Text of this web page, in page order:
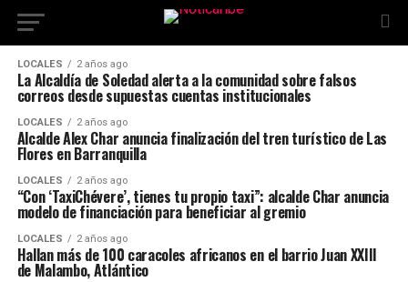
LOCALES 2 años ago
La Alcaldía de Soledad alerta a la comunidad sobre falsos
correos desde supuestas cuentas institucionales
LOCALES 2 años ago
Alcalde Alex Char anuncia finalización del tren turístico de Las
Flores en Barranquilla
LOCALES 2 años ago
“Con ‘TaxiChévere’, tienes tu propio taxi”: alcalde Char anuncia
modelo de financiación para beneficiar al gremio
LOCALES 2 años ago
Hallan más de 100 caracoles africanos en el barrio Juan XXIII
de Malambo, Atlántico